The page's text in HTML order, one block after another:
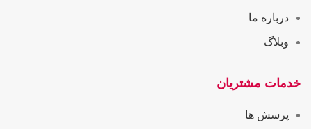
درباره ما
وبلاگ
خدمات مشتریان
پرسش ها